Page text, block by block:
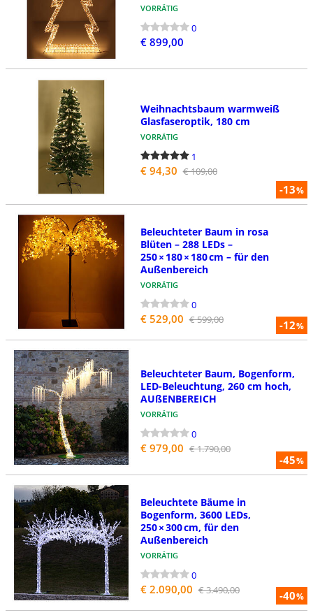
VORRÄTIG
0
€ 899,00
-13%
Weihnachtsbaum warmweiß
Glasfaseroptik, 180 cm
VORRÄTIG
1
€ 94,30 € 109,00
-12%
Beleuchteter Baum in rosa
Blüten – 288 LEDs –
250 × 180 × 180 cm – für den
Außenbereich
VORRÄTIG
0
€ 529,00 € 599,00
-45%
Beleuchteter Baum, Bogenform,
LED-Beleuchtung, 260 cm hoch,
AUßENBEREICH
VORRÄTIG
0
€ 979,00 € 1.790,00
-40%
Beleuchtete Bäume in
Bogenform, 3600 LEDs,
250 × 300 cm, für den
Außenbereich
VORRÄTIG
0
€ 2.090,00 € 3.490,00